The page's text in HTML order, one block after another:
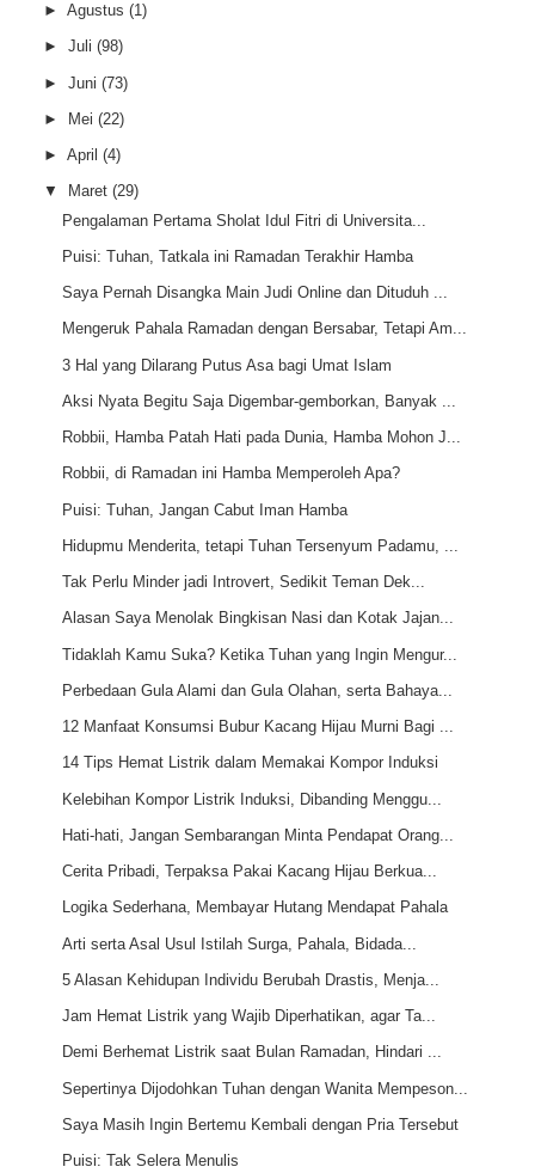
► Agustus (1)
► Juli (98)
► Juni (73)
► Mei (22)
► April (4)
▼ Maret (29)
Pengalaman Pertama Sholat Idul Fitri di Universita...
Puisi: Tuhan, Tatkala ini Ramadan Terakhir Hamba
Saya Pernah Disangka Main Judi Online dan Dituduh ...
Mengeruk Pahala Ramadan dengan Bersabar, Tetapi Am...
3 Hal yang Dilarang Putus Asa bagi Umat Islam
Aksi Nyata Begitu Saja Digembar-gemborkan, Banyak ...
Robbii, Hamba Patah Hati pada Dunia, Hamba Mohon J...
Robbii, di Ramadan ini Hamba Memperoleh Apa?
Puisi: Tuhan, Jangan Cabut Iman Hamba
Hidupmu Menderita, tetapi Tuhan Tersenyum Padamu, ...
Tak Perlu Minder jadi Introvert, Sedikit Teman Dek...
Alasan Saya Menolak Bingkisan Nasi dan Kotak Jajan...
Tidaklah Kamu Suka? Ketika Tuhan yang Ingin Mengur...
Perbedaan Gula Alami dan Gula Olahan, serta Bahaya...
12 Manfaat Konsumsi Bubur Kacang Hijau Murni Bagi ...
14 Tips Hemat Listrik dalam Memakai Kompor Induksi
Kelebihan Kompor Listrik Induksi, Dibanding Menggu...
Hati-hati, Jangan Sembarangan Minta Pendapat Orang...
Cerita Pribadi, Terpaksa Pakai Kacang Hijau Berkua...
Logika Sederhana, Membayar Hutang Mendapat Pahala
Arti serta Asal Usul Istilah Surga, Pahala, Bidada...
5 Alasan Kehidupan Individu Berubah Drastis, Menja...
Jam Hemat Listrik yang Wajib Diperhatikan, agar Ta...
Demi Berhemat Listrik saat Bulan Ramadan, Hindari ...
Sepertinya Dijodohkan Tuhan dengan Wanita Mempeson...
Saya Masih Ingin Bertemu Kembali dengan Pria Tersebut
Puisi: Tak Selera Menulis